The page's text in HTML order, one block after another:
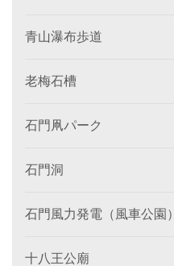
青山瀑布歩道
老梅石槽
石門凧パーク
石門洞
石門風力発電（風車公園）
十八王公廟